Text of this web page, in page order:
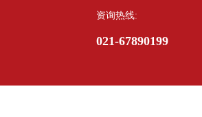
资询热线:
021-67890199